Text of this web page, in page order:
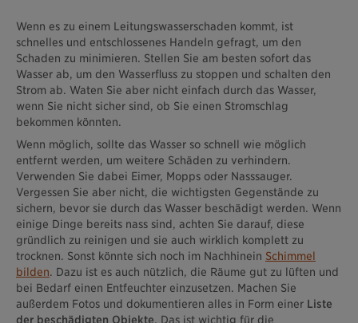
Wenn es zu einem Leitungswasserschaden kommt, ist
schnelles und entschlossenes Handeln gefragt, um den
Schaden zu minimieren. Stellen Sie am besten sofort das
Wasser ab, um den Wasserfluss zu stoppen und schalten den
Strom ab. Waten Sie aber nicht einfach durch das Wasser,
wenn Sie nicht sicher sind, ob Sie einen Stromschlag
bekommen könnten.
Wenn möglich, sollte das Wasser so schnell wie möglich
entfernt werden, um weitere Schäden zu verhindern.
Verwenden Sie dabei Eimer, Mopps oder Nasssauger.
Vergessen Sie aber nicht, die wichtigsten Gegenstände zu
sichern, bevor sie durch das Wasser beschädigt werden. Wenn
einige Dinge bereits nass sind, achten Sie darauf, diese
gründlich zu reinigen und sie auch wirklich komplett zu
trocknen. Sonst könnte sich noch im Nachhinein Schimmel
bilden. Dazu ist es auch nützlich, die Räume gut zu lüften und
bei Bedarf einen Entfeuchter einzusetzen. Machen Sie
außerdem Fotos und dokumentieren alles in Form einer Liste
der beschädigten Objekte. Das ist wichtig für die